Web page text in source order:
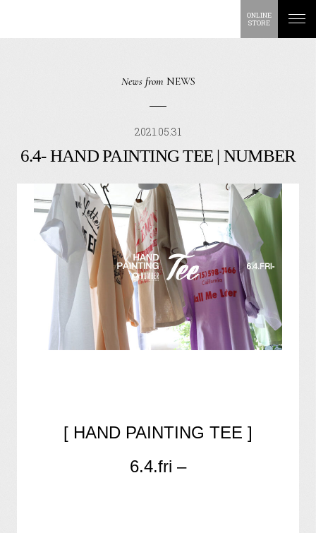
ONLINE
STORE
News from NEWS
2021.05.31
6.4- HAND PAINTING TEE | NUMBER
[ HAND PAINTING TEE ]
6.4.fri –